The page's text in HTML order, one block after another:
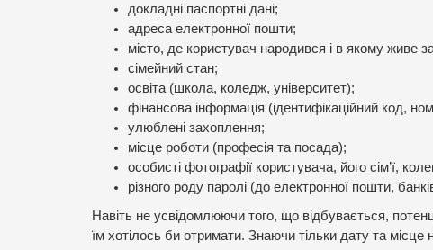
докладні паспортні дані;
адреса електронної пошти;
місто, де користувач народився і в якому живе
сімейний стан;
освіта (школа, коледж, університет);
фінансова інформація (ідентифікаційний код,
улюблені захоплення;
місце роботи (професія та посада);
особисті фотографії користувача, його сім’ї,
різного роду паролі (до електронної пошти,
Навіть не усвідомлюючи того, що відбувається,
їм хотілось би отримати. Знаючи тільки дату та